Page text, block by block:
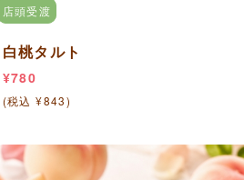
店頭受渡
白桃タルト
¥780
(税込 ¥843)